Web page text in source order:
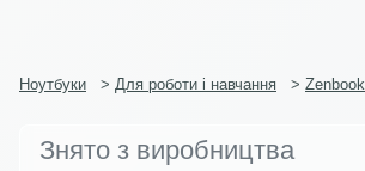
Ноутбуки > Для роботи і навчання > Zenbook
Знято з виробництва